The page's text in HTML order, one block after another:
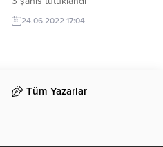
24.06.2022 17:04
Tüm Yazarlar